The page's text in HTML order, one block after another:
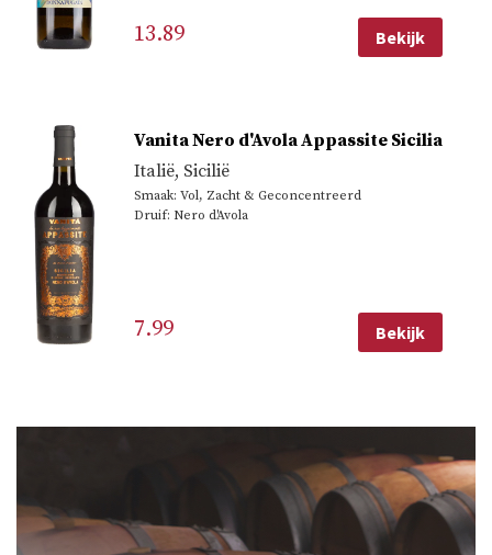
13.89 Bekijk
Vanita Nero d'Avola Appassite Sicilia
Italië, Sicilië
Smaak: Vol, Zacht & Geconcentreerd
Druif: Nero d'Avola
7.99 Bekijk